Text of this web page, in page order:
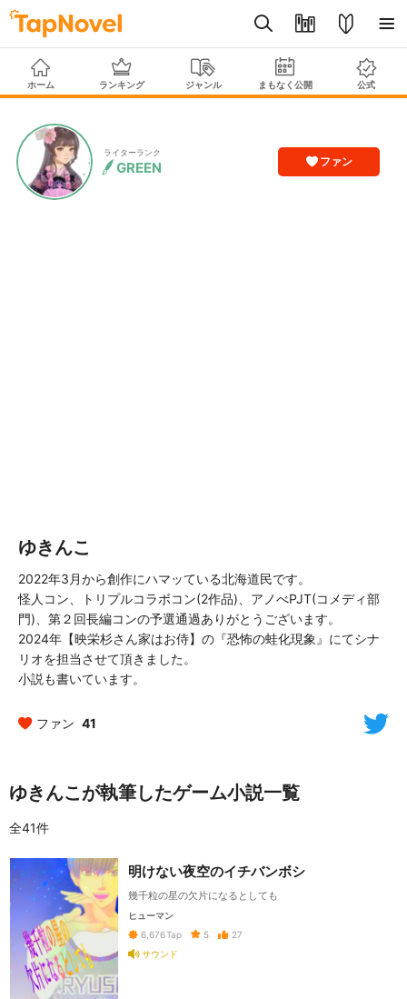
ホーム ランキング ジャンル まもなく公開 公式
ライターランク
GREEN ファン
ゆきんこ
2022年3月から創作にハマッている北海道民です。
怪人コン、トリプルコラボコン(2作品)、アノべPJT(コメディ部
門)、第２回長編コンの予選通過ありがとうございます。
2024年【映栄杉さん家はお侍】の『恐怖の蛙化現象』にてシナ
リオを担当させて頂きました。
小説も書いています。
ファン 41
ゆきんこが執筆したゲーム小説一覧
全41件
明けない夜空のイチバンボシ
幾千粒の星の欠片になるとしても
ヒューマン
6,676Tap 5
27
サウンド